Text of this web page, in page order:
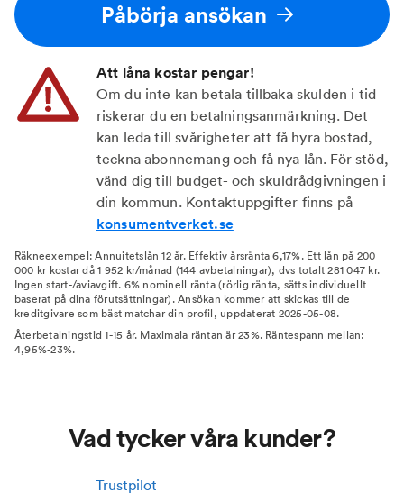
Påbörja ansökan
Att låna kostar pengar!
Om du inte kan betala tillbaka skulden i tid
riskerar du en betalningsanmärkning. Det
kan leda till svårigheter att få hyra bostad,
teckna abonnemang och få nya lån. För stöd,
vänd dig till budget- och skuldrådgivningen i
din kommun. Kontaktuppgifter finns på
konsumentverket.se
Räkneexempel: Annuitetslån 12 år. Effektiv årsränta 6,17%. Ett lån på 200
000 kr kostar då 1 952 kr/månad (144 avbetalningar), dvs totalt 281 047 kr.
Ingen start-/aviavgift. 6% nominell ränta (rörlig ränta, sätts individuellt
baserat på dina förutsättningar). Ansökan kommer att skickas till de
kreditgivare som bäst matchar din profil, uppdaterat 2025-05-08.
Återbetalningstid 1-15 år. Maximala räntan är 23%. Räntespann mellan:
4,95%-23%.
Vad tycker våra kunder?
Trustpilot